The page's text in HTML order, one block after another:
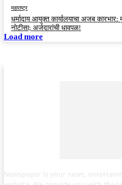
महाराष्ट्र
धर्मादाय आयुक्त कार्यालयाचा अजब
नोटीसा; अर्जदारांची धावपळ!
Load more